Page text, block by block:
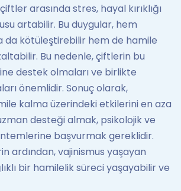
arasında stres, hayal kırıklığı
artabilir. Bu duygular, hem
da kötüleştirebilir hem de hamile
Bu nedenle, çiftlerin bu
destek olmaları ve birlikte
önemlidir. Sonuç olarak,
kalma üzerindeki etkilerini en aza
desteği almak, psikolojik ve
başvurmak gereklidir.
ardından, vajinismus yaşayan
bir hamilelik süreci yaşayabilir ve